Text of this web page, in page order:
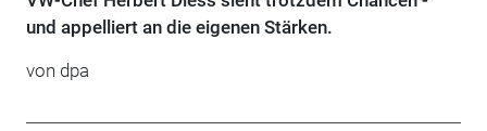
und appelliert an die eigenen Stärken.
von dpa